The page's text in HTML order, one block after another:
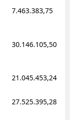
7.463.383,75
30.146.105,50
21.045.453,24
27.525.395,28